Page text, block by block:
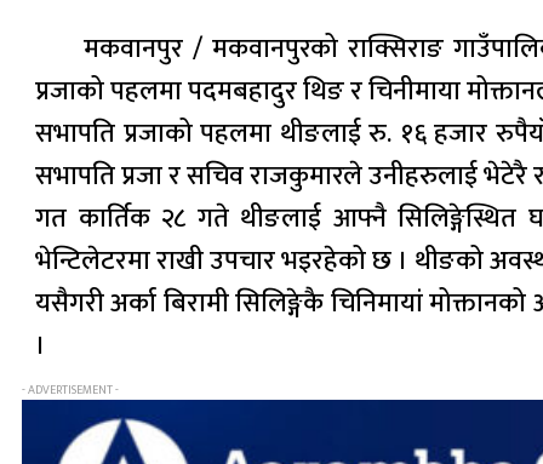
मकवानपुर / मकवानपुरको राक्सिराङ
प्रजाको पहलमा पदमबहादुर थिङ र चिनीमाया
सभापति प्रजाको पहलमा थीङलाई रु. १६ हजार
सभापति प्रजा र सचिव राजकुमारले उनीहरुलाई भेटेरै
गत कार्तिक २८ गते थीङलाई आफ्नै
भेन्टिलेटरमा राखी उपचार भइरहेको छ । थीङको
यसैगरी अर्का बिरामी सिलिङ्गेकै चिनिमायां
।
- ADVERTISEMENT -